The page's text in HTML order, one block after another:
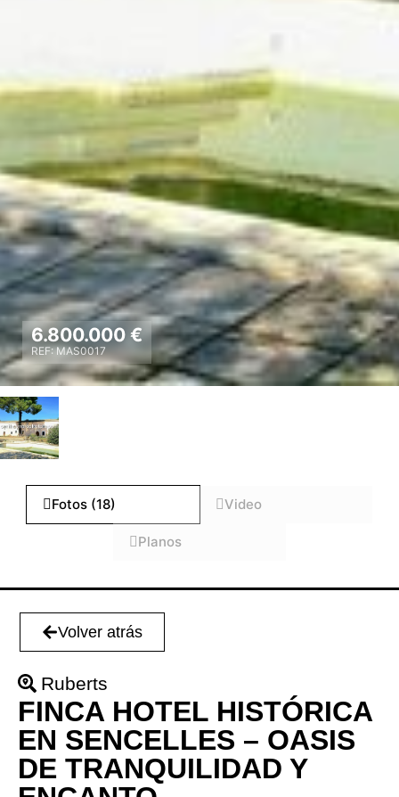
6.800.000 €
REF: MAS0017
Fotos (18) Video
Planos
Volver atrás
Ruberts
FINCA HOTEL HISTÓRICA
EN SENCELLES – OASIS
DE TRANQUILIDAD Y